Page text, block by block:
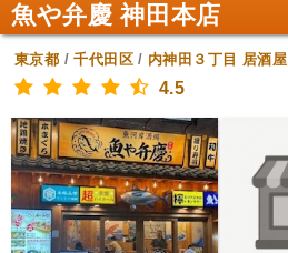
魚や弁慶 神田本店
東京都 /千代田区/ 内神田３丁目 居酒屋
4.5